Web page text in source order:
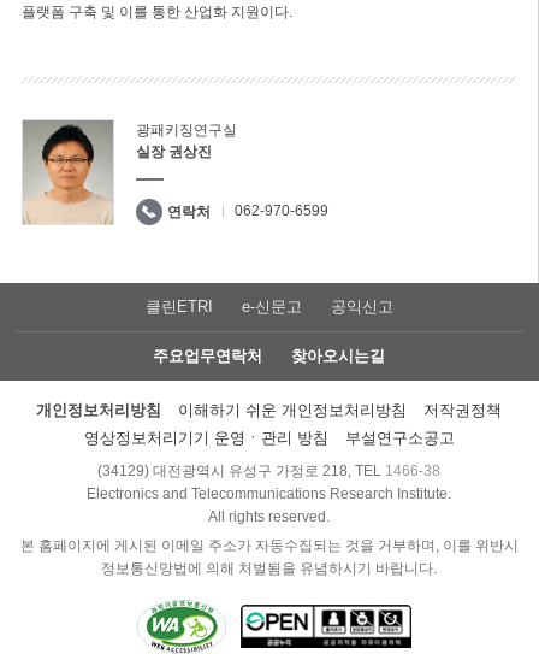
플랫폼 구축 및 이를 통한 산업화 지원이다.
광패키징연구실
실장 권상진
연락처 062-970-6599
클린ETRI e-신문고 공익신고
주요업무연락처 찾아오시는길
개인정보처리방침 이해하기 쉬운 개인정보처리방침
저작권정책
영상정보처리기기 운영ㆍ관리 방침
부설연구소공고
(34129) 대전광역시 유성구 가정로 218, TEL 1466-38
Electronics and Telecommunications Research Institute.
All rights reserved.
본 홈페이지에 게시된 이메일 주소가 자동수집되는 것을 거부하며, 이를 위반시
정보통신망법에 의해 처벌됨을 유념하시기 바랍니다.